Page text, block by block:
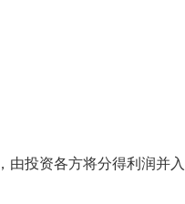
由投资各方将分得利润并入